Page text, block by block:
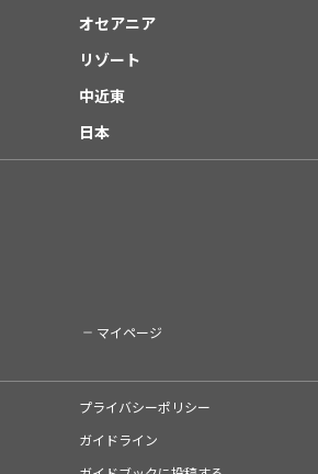
オセアニア
リゾート
中近東
日本
マイページ
プライバシーポリシー
ガイドライン